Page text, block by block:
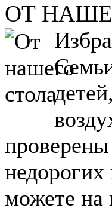
ОТ
можете